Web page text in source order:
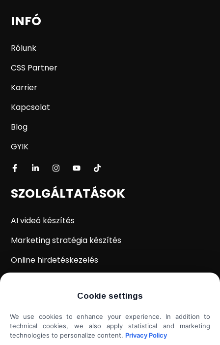
INFÓ
Rólunk
CSS Partner
Karrier
Kapcsolat
Blog
GYIK
SZOLGÁLTATÁSOK
AI videó készítés
Marketing stratégia készítés
Online hirdetéskezelés
Weboldal kiértékelés
Shoprenter / Unas webshop készítés
Hideg e-mail megkeresés
Cookie settings
We use cookies to enhance your experience. In addition to
technical cookies, we also apply statistical and marketing
technologies to personalize content. Privacy Policy